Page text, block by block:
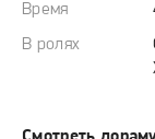
Время
В ролях